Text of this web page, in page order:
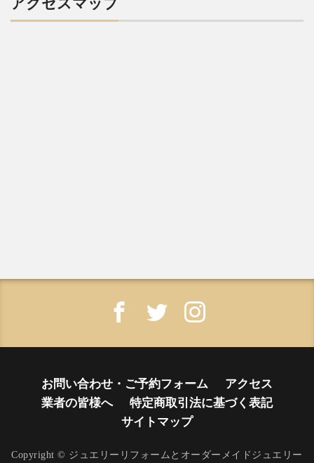
アクセスマップ
お問い合わせ・ご予約フォーム
アクセス
業者の皆様へ
特定商取引法に基づく表記
サイトマップ
Copyright © ジュエリーリフォームとオーダーメイドジュエリー